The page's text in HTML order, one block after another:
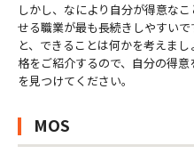
しかし、なにより自分が得意な
せる職業が最も長続きしやすいで
と、できることは何かを考えま
格をご紹介するので、自分の得
を見つけてください。
MOS